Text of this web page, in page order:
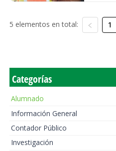
5 elementos en total: 1
Categorías
Alumnado
Información General
Contador Público
Investigación